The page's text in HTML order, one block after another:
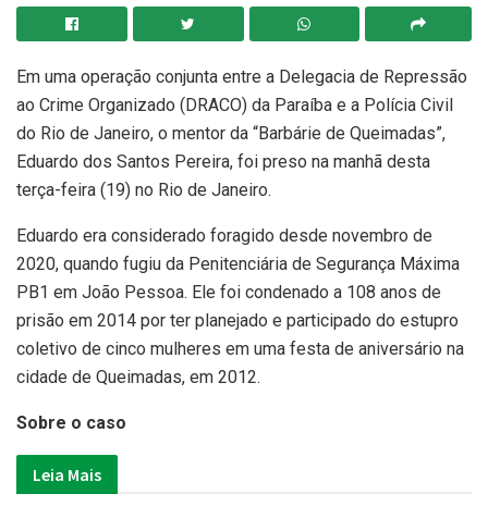
Em uma operação conjunta entre a Delegacia de Repressão
ao Crime Organizado (DRACO) da Paraíba e a Polícia Civil
do Rio de Janeiro, o mentor da “Barbárie de Queimadas”,
Eduardo dos Santos Pereira, foi preso na manhã desta
terça-feira (19) no Rio de Janeiro.
Eduardo era considerado foragido desde novembro de
2020, quando fugiu da Penitenciária de Segurança Máxima
PB1 em João Pessoa. Ele foi condenado a 108 anos de
prisão em 2014 por ter planejado e participado do estupro
coletivo de cinco mulheres em uma festa de aniversário na
cidade de Queimadas, em 2012.
Sobre o caso
Leia Mais